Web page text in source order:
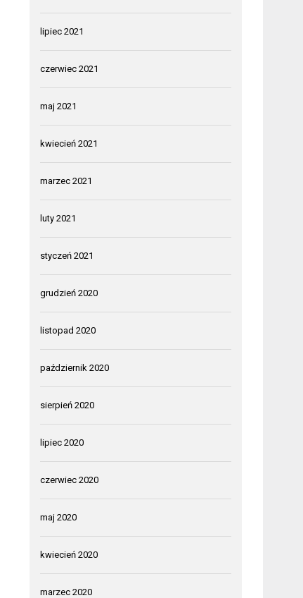
lipiec 2021
czerwiec 2021
maj 2021
kwiecień 2021
marzec 2021
luty 2021
styczeń 2021
grudzień 2020
listopad 2020
październik 2020
sierpień 2020
lipiec 2020
czerwiec 2020
maj 2020
kwiecień 2020
marzec 2020